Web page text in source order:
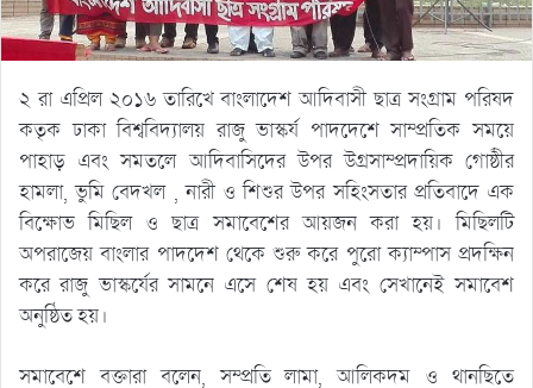
২ রা এপ্রিল ২০১৬ তারিখে বাংলাদেশ আদিবাসী ছাত্র সংগ্রাম পরিষদ
কতৃক ঢাকা বিশ্ববিদ্যালয় রাজু ভাস্কর্য পাদদেশে সাম্প্রতিক সময়ে
পাহাড় এবং সমতলে আদিবাসিদের উপর উগ্রসাম্প্রদায়িক গোষ্ঠীর
হামলা, ভুমি বেদখল , নারী ও শিশুর উপর সহিংসতার প্রতিবাদে এক
বিক্ষোভ মিছিল ও ছাত্র সমাবেশের আয়জন করা হয়। মিছিলটি
অপরাজেয় বাংলার পাদদেশ থেকে শুরু করে পুরো ক্যাম্পাস প্রদক্ষিন
করে রাজু ভাস্কর্যের সামনে এসে শেষ হয় এবং সেখানেই সমাবেশ
অনুষ্ঠিত হয়।
সমাবেশে বক্তারা বলেন, সম্প্রতি লামা, আলিকদম ও থানছিতে